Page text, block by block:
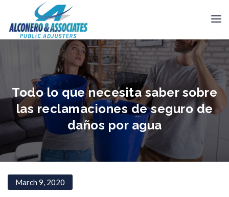
Todo lo que necesita saber sobre
las reclamaciones de seguro de
daños por agua
March 9, 2020